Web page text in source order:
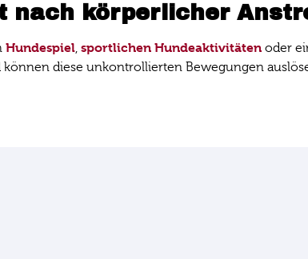
nach körperlicher
Hundespiel, sportlichen Hundeaktivitäten oder
diese unkontrollierten Bewegungen